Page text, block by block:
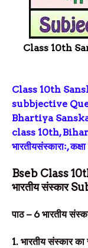
Class 10th
Class 10th
subbjective
Bhartiya
class 10th,
भारतीयसंस्काराः,
Bseb Class
भारतीय संस्कार
पाठ – 6 भारतीय
1. भारतीय संस्कार